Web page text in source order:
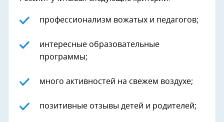
профессионализм вожатых и педагогов;
интересные образовательные
программы;
много активностей на свежем воздухе;
позитивные отзывы детей и родителей;